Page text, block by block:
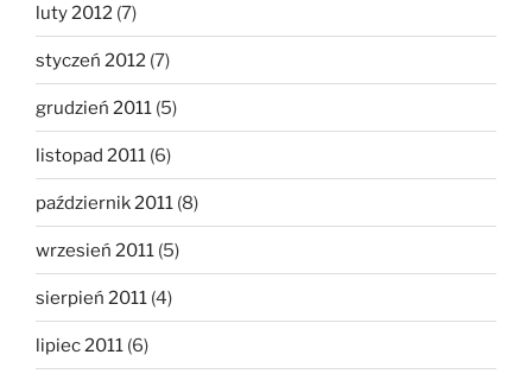
luty 2012 (7)
styczeń 2012 (7)
grudzień 2011 (5)
listopad 2011 (6)
październik 2011 (8)
wrzesień 2011 (5)
sierpień 2011 (4)
lipiec 2011 (6)